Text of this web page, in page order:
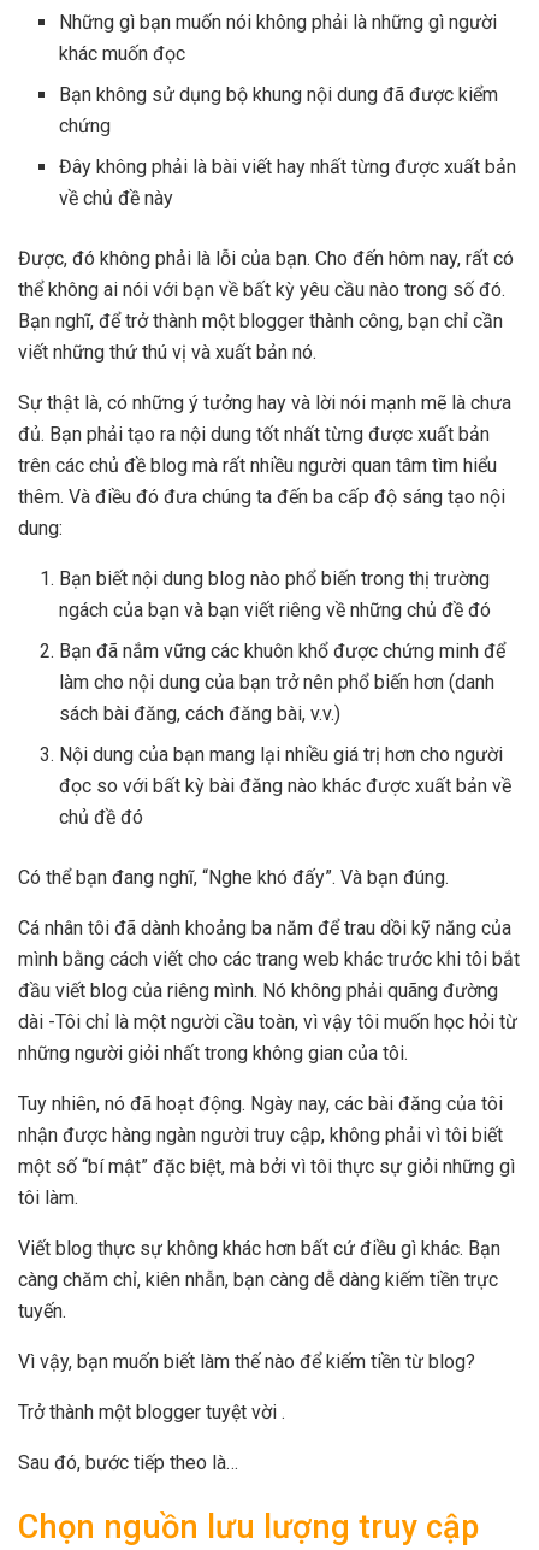
Những gì bạn muốn nói không phải là những gì người
khác muốn đọc
Bạn không sử dụng bộ khung nội dung đã được kiểm
chứng
Đây không phải là bài viết hay nhất từng được xuất bản
về chủ đề này
Được, đó không phải là lỗi của bạn. Cho đến hôm nay, rất có
thể không ai nói với bạn về bất kỳ yêu cầu nào trong số đó.
Bạn nghĩ, để trở thành một blogger thành công, bạn chỉ cần
viết những thứ thú vị và xuất bản nó.
Sự thật là, có những ý tưởng hay và lời nói mạnh mẽ là chưa
đủ. Bạn phải tạo ra nội dung tốt nhất từng được xuất bản
trên các chủ đề blog mà rất nhiều người quan tâm tìm hiểu
thêm. Và điều đó đưa chúng ta đến ba cấp độ sáng tạo nội
dung:
Bạn biết nội dung blog nào phổ biến trong thị trường
ngách của bạn và bạn viết riêng về những chủ đề đó
Bạn đã nắm vững các khuôn khổ được chứng minh để
làm cho nội dung của bạn trở nên phổ biến hơn (danh
sách bài đăng, cách đăng bài, v.v.)
Nội dung của bạn mang lại nhiều giá trị hơn cho người
đọc so với bất kỳ bài đăng nào khác được xuất bản về
chủ đề đó
Có thể bạn đang nghĩ, “Nghe khó đấy”. Và bạn đúng.
Cá nhân tôi đã dành khoảng ba năm để trau dồi kỹ năng của
mình bằng cách viết cho các trang web khác trước khi tôi bắt
đầu viết blog của riêng mình. Nó không phải quãng đường
dài -Tôi chỉ là một người cầu toàn, vì vậy tôi muốn học hỏi từ
những người giỏi nhất trong không gian của tôi.
Tuy nhiên, nó đã hoạt động. Ngày nay, các bài đăng của tôi
nhận được hàng ngàn người truy cập, không phải vì tôi biết
một số “bí mật” đặc biệt, mà bởi vì tôi thực sự giỏi những gì
tôi làm.
Viết blog thực sự không khác hơn bất cứ điều gì khác. Bạn
càng chăm chỉ, kiên nhẫn, bạn càng dễ dàng kiếm tiền trực
tuyến.
Vì vậy, bạn muốn biết làm thế nào để kiếm tiền từ blog?
Trở thành một blogger tuyệt vời .
Sau đó, bước tiếp theo là…
Chọn nguồn lưu lượng truy cập